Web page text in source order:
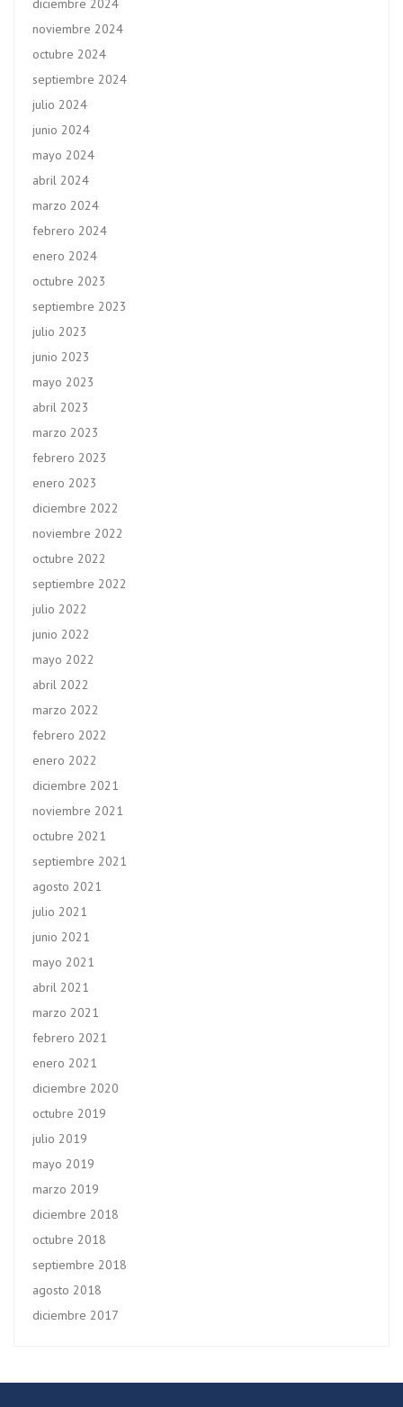
diciembre 2024
noviembre 2024
octubre 2024
septiembre 2024
julio 2024
junio 2024
mayo 2024
abril 2024
marzo 2024
febrero 2024
enero 2024
octubre 2023
septiembre 2023
julio 2023
junio 2023
mayo 2023
abril 2023
marzo 2023
febrero 2023
enero 2023
diciembre 2022
noviembre 2022
octubre 2022
septiembre 2022
julio 2022
junio 2022
mayo 2022
abril 2022
marzo 2022
febrero 2022
enero 2022
diciembre 2021
noviembre 2021
octubre 2021
septiembre 2021
agosto 2021
julio 2021
junio 2021
mayo 2021
abril 2021
marzo 2021
febrero 2021
enero 2021
diciembre 2020
octubre 2019
julio 2019
mayo 2019
marzo 2019
diciembre 2018
octubre 2018
septiembre 2018
agosto 2018
diciembre 2017